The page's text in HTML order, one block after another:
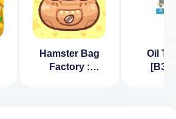
Hamster Bag
Factory :
Oil